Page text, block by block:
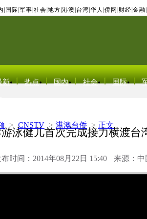
国际 军事 社会 地方 港澳 台湾 华人 侨网 财经 金融
新 热点 国内 社会 国际
> CNSTV > 港澳台侨 > 正文
泳健儿首次完成接力横渡台
布时间：2014年08月22日 15:40 来源：中